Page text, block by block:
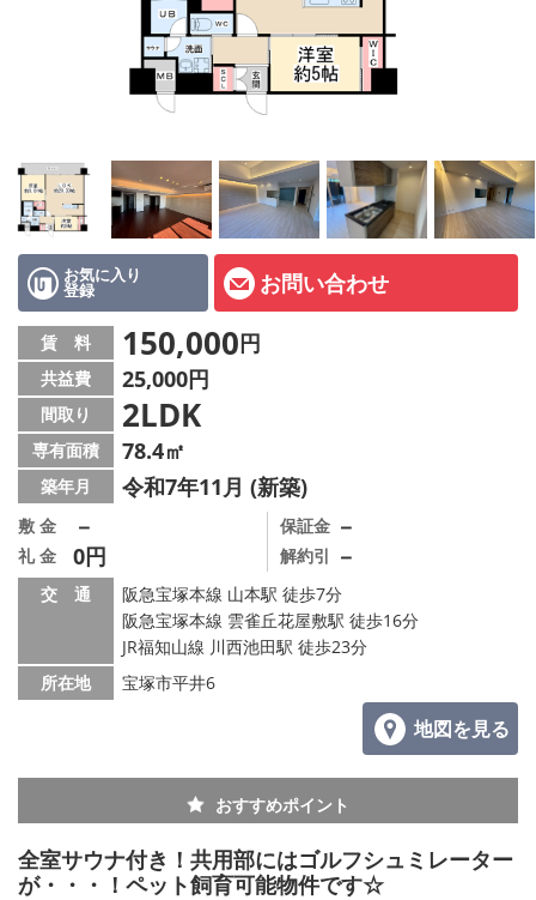
LINEおともだち
店舗情報·アクセス
会社概要
メールでお問い合わせ
お気に入り
登録 お問い合わせ
賃 料 150,000円
共益費 25,000円
間取り 2LDK
専有面積 78.4㎡
築年月 令和7年11月 (新築)
敷 金 －
礼 金 0円
保証金 －
解約引 －
交 通
阪急宝塚本線 山本駅 徒歩7分
阪急宝塚本線 雲雀丘花屋敷駅 徒歩16分
JR福知山線 川西池田駅 徒歩23分
所在地
宝塚市平井6
地図を見る
おすすめポイント
全室サウナ付き！共用部にはゴルフシュミレーター
が・・・！ペット飼育可能物件です☆